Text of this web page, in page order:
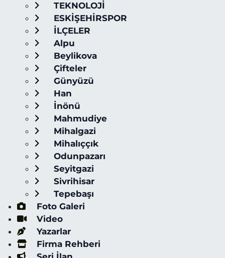
TEKNOLOJİ
ESKİŞEHİRSPOR
İLÇELER
Alpu
Beylikova
Çifteler
Günyüzü
Han
İnönü
Mahmudiye
Mihalgazi
Mihalıççık
Odunpazarı
Seyitgazi
Sivrihisar
Tepebaşı
Foto Galeri
Video
Yazarlar
Firma Rehberi